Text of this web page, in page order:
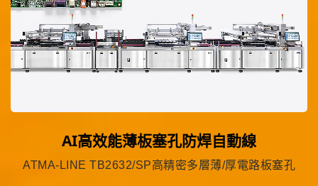
AI高效能薄板塞孔防焊自動線
ATMA-LINE TB2632/SP高精密多層薄/厚電路板塞孔